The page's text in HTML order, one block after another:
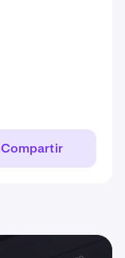
Compartir